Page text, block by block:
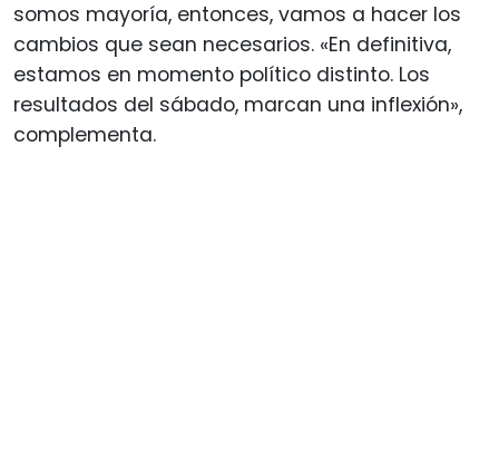
somos mayoría, entonces, vamos a hacer los
cambios que sean necesarios. «En definitiva,
estamos en momento político distinto. Los
resultados del sábado, marcan una inflexión»,
complementa.